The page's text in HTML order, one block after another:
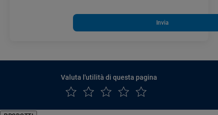
Invia
Valuta l'utilità di questa pagina